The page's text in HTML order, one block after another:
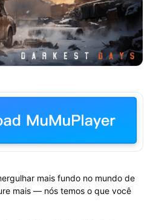
mais fundo no mundo de
mais — nós temos o que você